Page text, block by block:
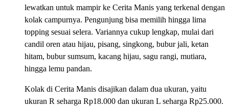
lewatkan untuk mampir ke Cerita Manis yang terkenal dengan
kolak campurnya. Pengunjung bisa memilih hingga lima
topping sesuai selera. Variannya cukup lengkap, mulai dari
candil oren atau hijau, pisang, singkong, bubur jali, ketan
hitam, bubur sumsum, kacang hijau, sagu rangi, mutiara,
hingga lemu pandan.
Kolak di Cerita Manis disajikan dalam dua ukuran, yaitu
ukuran R seharga Rp18.000 dan ukuran L seharga Rp25.000.